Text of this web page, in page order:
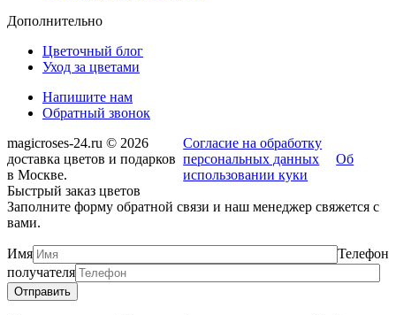
Дополнительно
Цветочный блог
Уход за цветами
Напишите нам
Обратный звонок
magicroses-24.ru © 2026
доставка цветов и подарков
в Москве.
Согласие на обработку
персональных данных
Об
использовании куки
Быстрый заказ цветов
Заполните форму обратной связи и наш менеджер свяжется с
вами.
Имя
Телефон
получателя